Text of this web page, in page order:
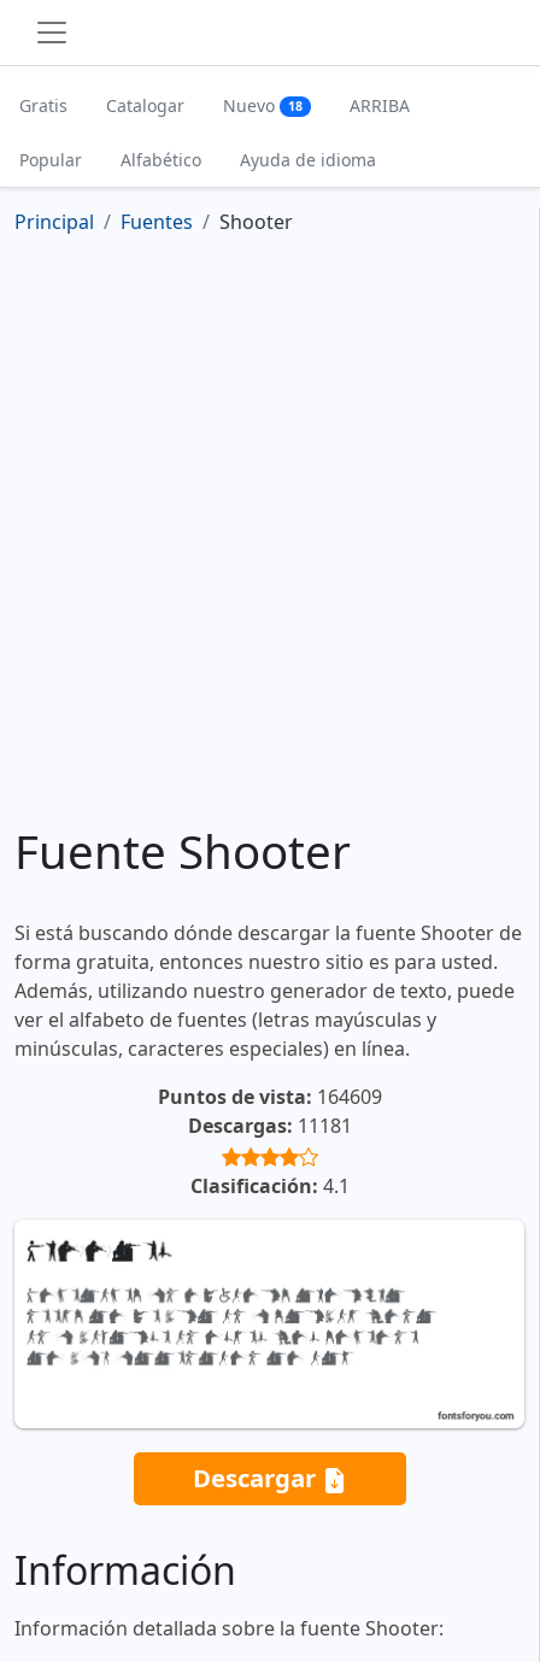
Gratis Catalogar Nuevo 18 ARRIBA
Popular Alfabético Ayuda de idioma
Principal Fuentes Shooter
Fuente Shooter
Si está buscando dónde descargar la fuente Shooter de
forma gratuita, entonces nuestro sitio es para usted.
Además, utilizando nuestro generador de texto, puede
ver el alfabeto de fuentes (letras mayúsculas y
minúsculas, caracteres especiales) en línea.
Puntos de vista: 164609
Descargas: 11181
Clasificación: 4.1
Descargar
Información
Información detallada sobre la fuente Shooter: